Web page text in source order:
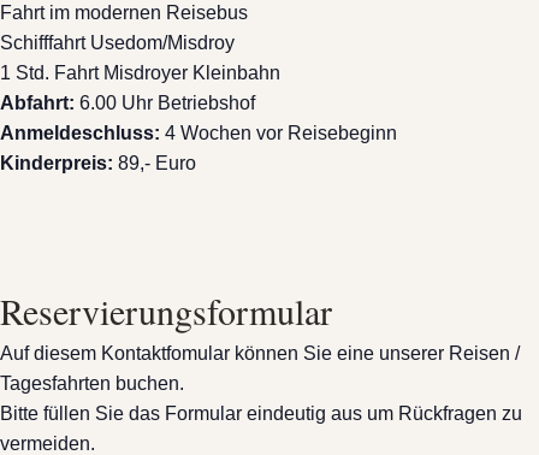
Fahrt im modernen Reisebus
Schifffahrt Usedom/Misdroy
1 Std. Fahrt Misdroyer Kleinbahn
Abfahrt: 6.00 Uhr Betriebshof
Anmeldeschluss: 4 Wochen vor Reisebeginn
Kinderpreis: 89,- Euro
Reservierungsformular
Auf diesem Kontaktfomular können Sie eine unserer Reisen /
Tagesfahrten buchen.
Bitte füllen Sie das Formular eindeutig aus um Rückfragen zu
vermeiden.